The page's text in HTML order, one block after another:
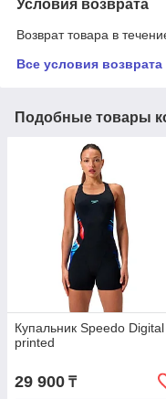
Условия возврата
Возврат товара в
Все условия возврата
Подобные товары
Купальник Speedo Digital
printed
29 900 ₸